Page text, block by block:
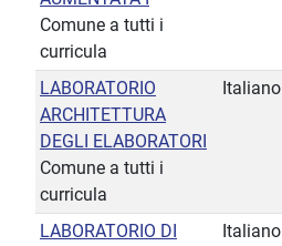
Comune a tutti i
curricula
LABORATORIO
ARCHITETTURA
DEGLI ELABORATORI
Comune a tutti i
curricula
Italiano
LABORATORIO DI
Italiano